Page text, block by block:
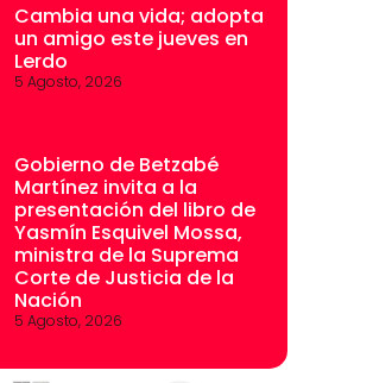
Cambia una vida; adopta
un amigo este jueves en
Lerdo
5 Agosto, 2026
Gobierno de Betzabé
Martínez invita a la
presentación del libro de
Yasmín Esquivel Mossa,
ministra de la Suprema
Corte de Justicia de la
Nación
5 Agosto, 2026